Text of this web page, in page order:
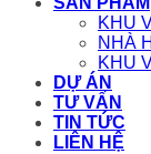
KHU
NHÀ
KHU
DỰ ÁN
TƯ VẤN
TIN TỨC
LIÊN HỆ